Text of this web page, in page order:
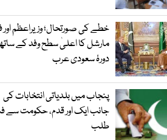
خطے کی صورتحال؛ وزیراعظم اور
مارشل کا اعلیٰ سطح وفد کے
دورۂ سعودی عرب
پنجاب میں بلدیاتی انتخابات کی
جانب ایک اور قدم، حکومت سے
طلب